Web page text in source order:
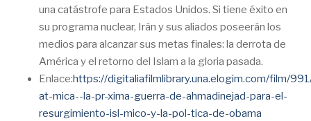
una catástrofe para Estados Unidos. Si tiene éxito en
su programa nuclear, Irán y sus aliados poseerán los
medios para alcanzar sus metas finales: la derrota de
América y el retorno del Islam a la gloria pasada.
Enlace:https://digitaliafilmlibrary.una.elogim.com/film/
at-mica--la-pr-xima-guerra-de-ahmadinejad-para-el-
resurgimiento-isl-mico-y-la-pol-tica-de-obama